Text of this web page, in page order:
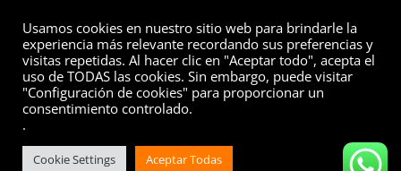
© 2026 Valuaciones
Todos los derechos reservados
Aviso LegalPolítica de PrivacidadPolítica de Cookies
Usamos cookies en nuestro sitio web para brindarle la
experiencia más relevante recordando sus preferencias y
visitas repetidas. Al hacer clic en "Aceptar todo", acepta el
uso de TODAS las cookies. Sin embargo, puede visitar
"Configuración de cookies" para proporcionar un
consentimiento controlado.
.
Cookie Settings Aceptar Todas